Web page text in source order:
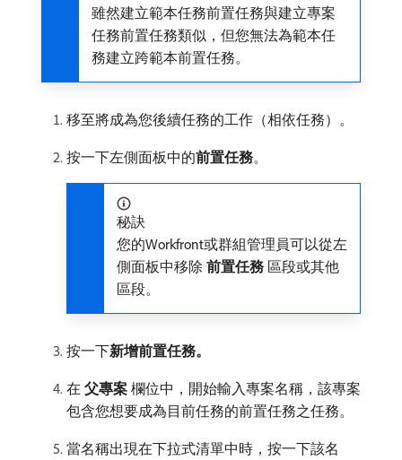
雖然建立範本任務前置任務與建立專案
任務前置任務類似，但您無法為範本任
務建立跨範本前置任務。
移至將成為您後續任務的工作（相依任務）。
按一下左側面板中的​前置任務。
秘訣
您的Workfront或群組管理員可以從左
側面板中移除​ 前置任務 ​區段或其他
區段。
按一下​新增前置任務。
在​ 父專案 ​欄位中，開始輸入專案名稱，該專案
包含您想要成為目前任務的前置任務之任務。
當名稱出現在下拉式清單中時，按一下該名